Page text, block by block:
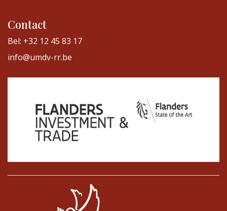
Contact
Bel: +32 12 45 83 17
info@umdv-rr.be